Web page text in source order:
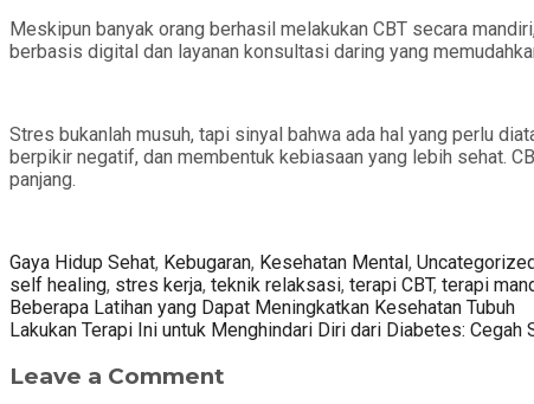
Meskipun banyak orang berhasil melakukan CBT secara
berbasis digital dan layanan konsultasi daring yang
Stres bukanlah musuh, tapi sinyal bahwa ada hal yang perlu
berpikir negatif, dan membentuk kebiasaan yang lebih sehat.
panjang.
Categories
Gaya Hidup Sehat, Kebugaran, Kesehatan Mental,
self healing, stres kerja, teknik relaksasi, terapi CBT, terapi
Post
navigation
Beberapa Latihan yang Dapat Meningkatkan Kesehatan Tubuh
Lakukan Terapi Ini untuk Menghindari Diri dari Diabetes: Cegah
Leave a Comment